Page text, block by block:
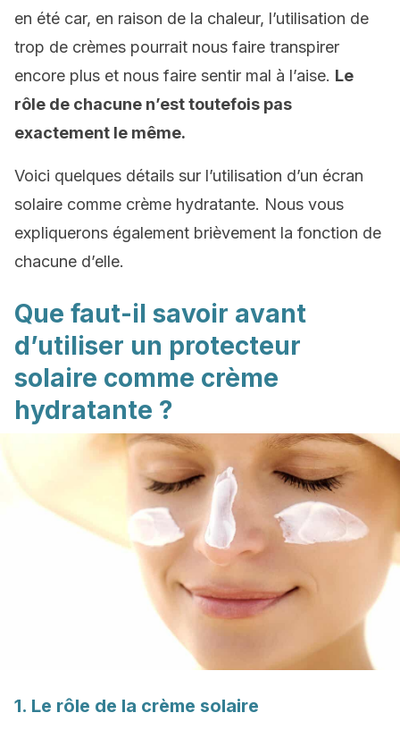
en été car, en raison de la chaleur, l’utilisation de
trop de crèmes pourrait nous faire transpirer
encore plus et nous faire sentir mal à l’aise. Le
rôle de chacune n’est toutefois pas
exactement le même.
Voici quelques détails sur l’utilisation d’un écran
solaire comme crème hydratante. Nous vous
expliquerons également brièvement la fonction de
chacune d’elle.
Que faut-il savoir avant
d’utiliser un protecteur
solaire comme crème
hydratante ?
1. Le rôle de la crème solaire